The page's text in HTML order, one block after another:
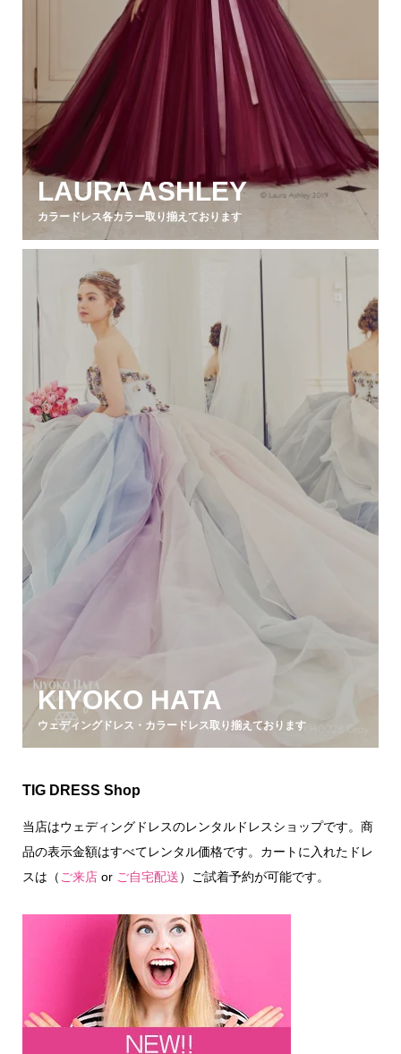
LAURA ASHLEY
カラードレス各カラー取り揃えております
KIYOKO HATA
ウェディングドレス・カラードレス取り揃えております
TIG DRESS Shop
当店はウェディングドレスのレンタルドレスショップです。商
品の表示金額はすべてレンタル価格です。カートに入れたドレ
スは（ ご来店or ご自宅配送）ご試着予約が可能です。